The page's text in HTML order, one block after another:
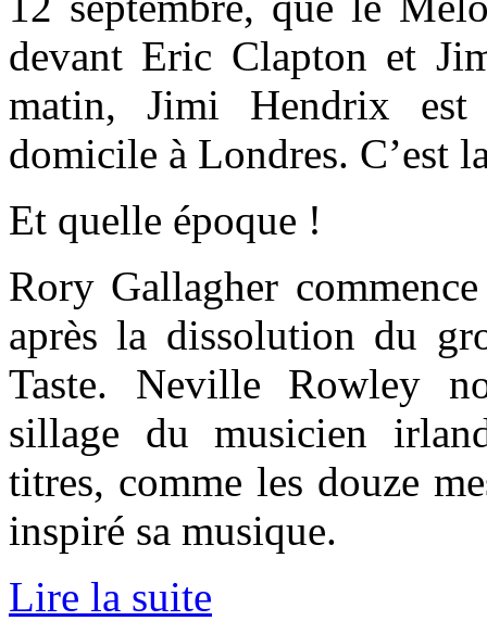
devant Eric Clapton et
matin, Jimi Hendrix
domicile à Londres. C’est
Et quelle époque !
Rory Gallagher
après la dissolution du
Taste. Neville Rowley
sillage du musicien
titres, comme les douze
inspiré sa musique.
Lire la suite